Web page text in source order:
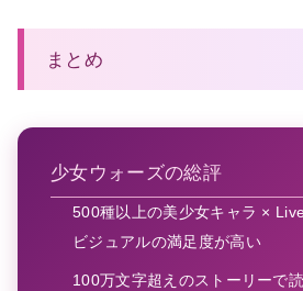
まとめ
少女ウォーズの総評
500種以上の美少女キャラ ×
ビジュアルの満足度が高い
100万文字超えのストーリーで